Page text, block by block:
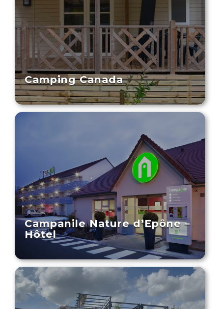
Camping Canada
Campanile Nature d’Epône –
Hôtel